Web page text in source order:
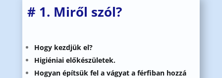
# 1. Miről szól?
Hogy kezdjük el?
Higiéniai előkészületek.
Hogyan építsük fel a vágyat a férfiban hozzá